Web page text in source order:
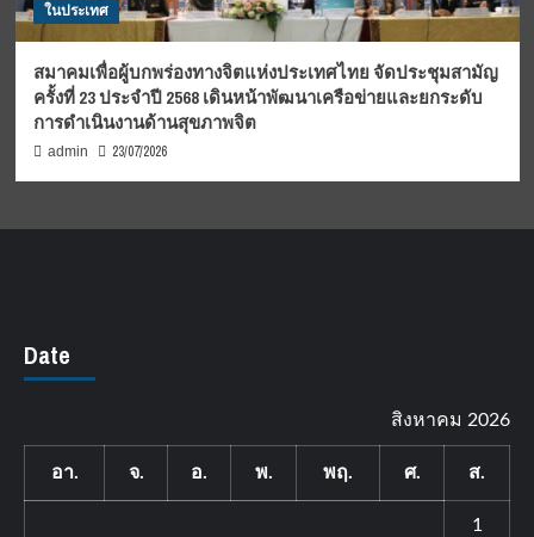
ในประเทศ
สมาคมเพื่อผู้บกพร่องทางจิตแห่งประเทศไทย จัดประชุมสามัญ
ครั้งที่ 23 ประจำปี 2568 เดินหน้าพัฒนาเครือข่ายและยกระดับ
การดำเนินงานด้านสุขภาพจิต
admin 23/07/2026
Date
สิงหาคม 2026
อา. จ. อ. พ. พฤ. ศ. ส.
1